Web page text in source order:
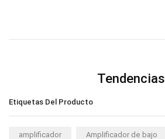
Tendencias
Etiquetas Del Producto
amplificador Amplificador de bajo